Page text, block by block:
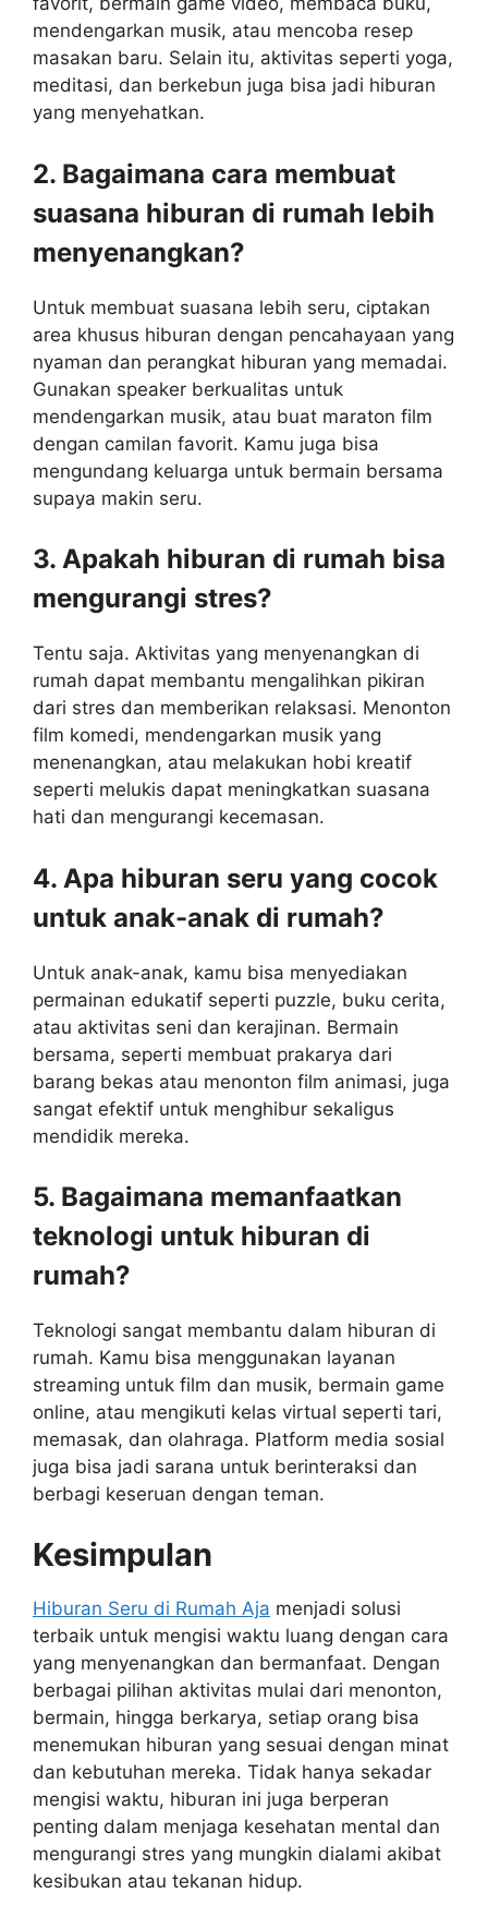
mendengarkan musik, atau mencoba resep
masakan baru. Selain itu, aktivitas seperti yoga,
meditasi, dan berkebun juga bisa jadi hiburan
yang menyehatkan.
2. Bagaimana cara membuat
suasana hiburan di rumah lebih
menyenangkan?
Untuk membuat suasana lebih seru, ciptakan
area khusus hiburan dengan pencahayaan yang
nyaman dan perangkat hiburan yang memadai.
Gunakan speaker berkualitas untuk
mendengarkan musik, atau buat maraton film
dengan camilan favorit. Kamu juga bisa
mengundang keluarga untuk bermain bersama
supaya makin seru.
3. Apakah hiburan di rumah bisa
mengurangi stres?
Tentu saja. Aktivitas yang menyenangkan di
rumah dapat membantu mengalihkan pikiran
dari stres dan memberikan relaksasi. Menonton
film komedi, mendengarkan musik yang
menenangkan, atau melakukan hobi kreatif
seperti melukis dapat meningkatkan suasana
hati dan mengurangi kecemasan.
4. Apa hiburan seru yang cocok
untuk anak-anak di rumah?
Untuk anak-anak, kamu bisa menyediakan
permainan edukatif seperti puzzle, buku cerita,
atau aktivitas seni dan kerajinan. Bermain
bersama, seperti membuat prakarya dari
barang bekas atau menonton film animasi, juga
sangat efektif untuk menghibur sekaligus
mendidik mereka.
5. Bagaimana memanfaatkan
teknologi untuk hiburan di
rumah?
Teknologi sangat membantu dalam hiburan di
rumah. Kamu bisa menggunakan layanan
streaming untuk film dan musik, bermain game
online, atau mengikuti kelas virtual seperti tari,
memasak, dan olahraga. Platform media sosial
juga bisa jadi sarana untuk berinteraksi dan
berbagi keseruan dengan teman.
Kesimpulan
Hiburan Seru di Rumah Aja menjadi solusi
terbaik untuk mengisi waktu luang dengan cara
yang menyenangkan dan bermanfaat. Dengan
berbagai pilihan aktivitas mulai dari menonton,
bermain, hingga berkarya, setiap orang bisa
menemukan hiburan yang sesuai dengan minat
dan kebutuhan mereka. Tidak hanya sekadar
mengisi waktu, hiburan ini juga berperan
penting dalam menjaga kesehatan mental dan
mengurangi stres yang mungkin dialami akibat
kesibukan atau tekanan hidup.